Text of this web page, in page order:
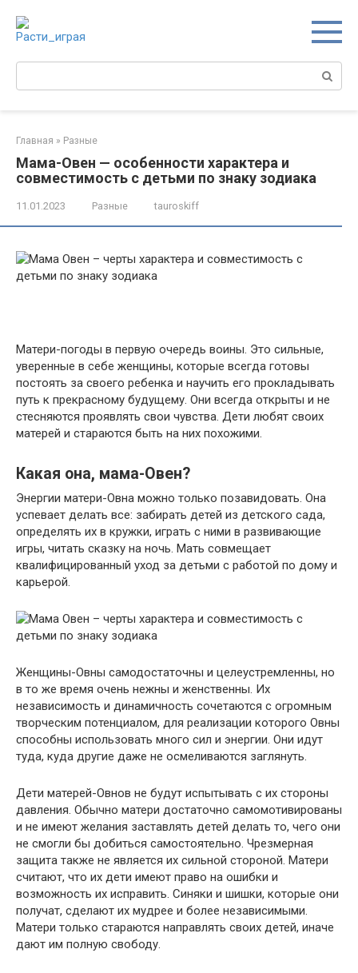
контенту
Поиск:
Главная » Разные
Мама-Овен — особенности характера и
совместимость с детьми по знаку зодиака
11.01.2023 Разные tauroskiff
Матери-погоды в первую очередь воины. Это сильные,
уверенные в себе женщины, которые всегда готовы
постоять за своего ребенка и научить его прокладывать
путь к прекрасному будущему. Они всегда открыты и не
стесняются проявлять свои чувства. Дети любят своих
матерей и стараются быть на них похожими.
Какая она, мама-Овен?
Энергии матери-Овна можно только позавидовать. Она
успевает делать все: забирать детей из детского сада,
определять их в кружки, играть с ними в развивающие
игры, читать сказку на ночь. Мать совмещает
квалифицированный уход за детьми с работой по дому и
карьерой.
Женщины-Овны самодостаточны и целеустремленны, но
в то же время очень нежны и женственны. Их
независимость и динамичность сочетаются с огромным
творческим потенциалом, для реализации которого Овны
способны использовать много сил и энергии. Они идут
туда, куда другие даже не осмеливаются заглянуть.
Дети матерей-Овнов не будут испытывать с их стороны
давления. Обычно матери достаточно самомотивированы
и не имеют желания заставлять детей делать то, чего они
не смогли бы добиться самостоятельно. Чрезмерная
защита также не является их сильной стороной. Матери
считают, что их дети имеют право на ошибки и
возможность их исправить. Синяки и шишки, которые они
получат, сделают их мудрее и более независимыми.
Матери только стараются направлять своих детей, иначе
дают им полную свободу.